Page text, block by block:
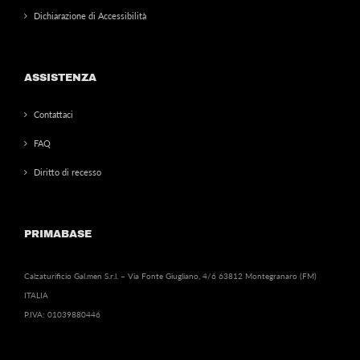
Dichiarazione di Accessibilità
ASSISTENZA
Contattaci
FAQ
Diritto di recesso
PRIMABASE
Calzaturificio Gal.men S.r.l. – Via Fonte Giugliano, 4/6 63812 Montegranaro (FM)
ITALIA
P.IVA: 01039880446